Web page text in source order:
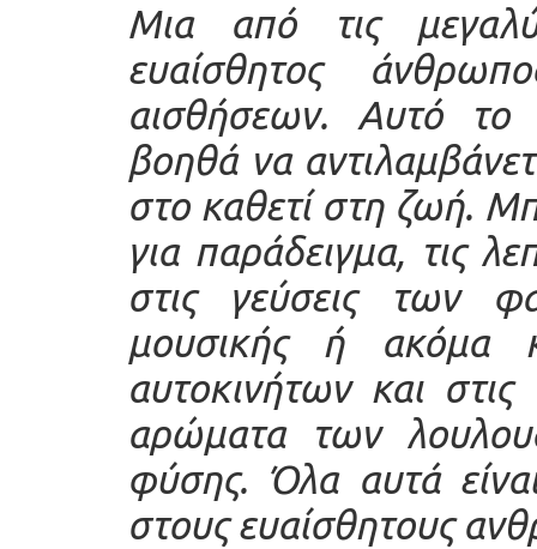
Μια από τις
ευαίσθητος
αισθήσεων. Αυτό το
βοηθά να
στο καθετί στη ζωή.
για παράδειγμα, τις
στις γεύσεις των
μουσικής ή ακόμα
αυτοκινήτων και
αρώματα των
φύσης. Όλα αυτά
στους ευαίσθητους